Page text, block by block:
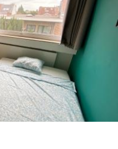
Loyer:
665 €
Charges:
250 €
Durée:
5-6 mois, 3-4 mois,
vacances d'été
Domiciliation:
Acceptée
Aménagement
Salle de bain:
Privée
Cuisine:
Commune
Superficie:
9 m
2